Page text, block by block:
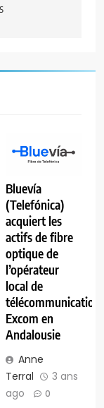
Bluevía
(Telefónica)
acquiert les
actifs de fibre
optique de
l’opérateur
local de
Excom en
Andalousie
Anne
Terral
3 ans
ago
0